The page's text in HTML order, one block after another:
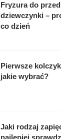
Fryzura do
dziewczynki –
co dzień
Pierwsze
jakie wybrać?
Jaki rodzaj
najlepiej